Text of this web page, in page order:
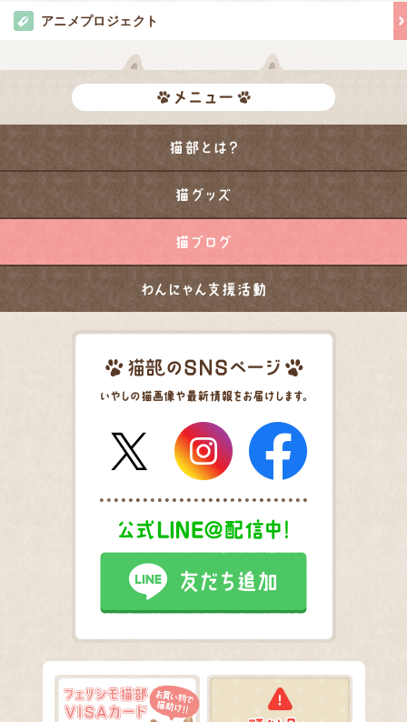
アニメプロジェクト